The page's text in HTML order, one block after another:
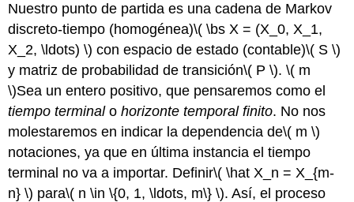
Nuestro punto de partida es una cadena de Markov
discreto-tiempo (homogénea)\( \bs X = (X_0, X_1,
X_2, \ldots) \) con espacio de estado (contable)\( S \)
y matriz de probabilidad de transición\( P \).\( m
\)Sea un entero positivo, que pensaremos como el
tiempo terminalohorizonte temporal finito. No nos
molestaremos en indicar la dependencia de\( m \)
notaciones, ya que en última instancia el tiempo
terminal no va a importar. Definir\( \hat X_n = X_{m-
n} \) para\( n \in \{0, 1, \ldots, m\} \). Así, el proceso